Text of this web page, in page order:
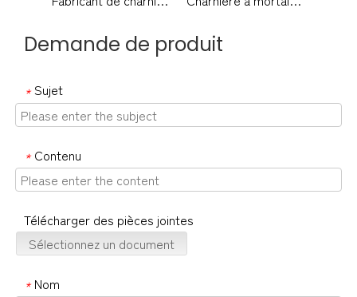
Demande de produit
* Sujet
* Contenu
Télécharger des pièces jointes
Sélectionnez un document
* Nom